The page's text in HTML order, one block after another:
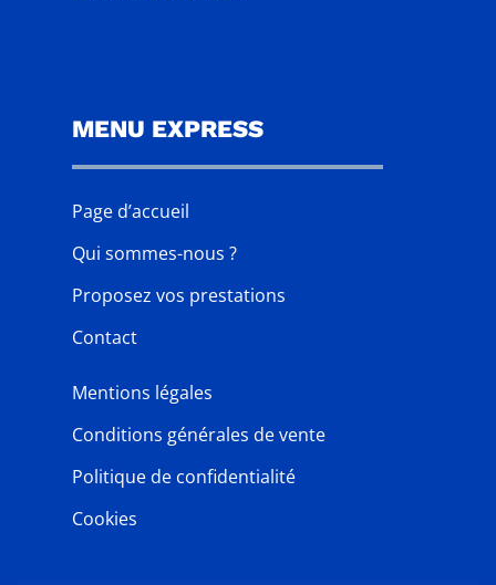
MENU EXPRESS
Page d’accueil
Qui sommes-nous ?
Proposez vos prestations
Contact
Mentions légales
Conditions générales de vente
Politique de confidentialité
Cookies